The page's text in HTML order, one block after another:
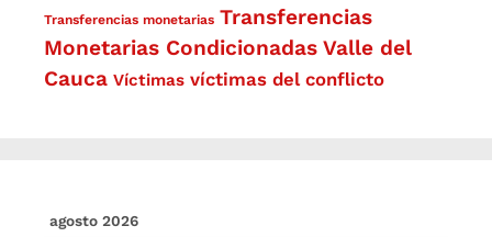
Transferencias monetarias Transferencias
Monetarias Condicionadas Valle del
Cauca Víctimas víctimas del conflicto
agosto 2026